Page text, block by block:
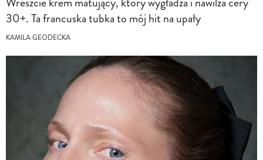
30+. Ta francuska tubka to mój hit na upały
KAMILA GEODECKA